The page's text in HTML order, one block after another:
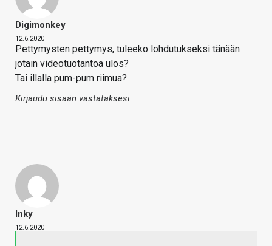
Digimonkey
12.6.2020
Pettymysten pettymys, tuleeko lohdutukseksi tänään
jotain videotuotantoa ulos?
Tai illalla pum-pum riimua?
Kirjaudu sisään vastataksesi
Inky
12.6.2020